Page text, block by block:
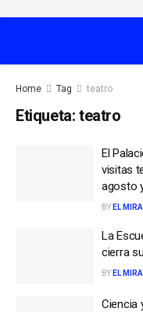
Home Tag teatro
Etiqueta: teatro
El
visitas
agosto
BY EL
La
cierra
BY EL
Ciencia